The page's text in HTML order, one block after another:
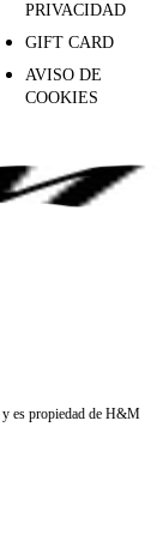
PRIVACIDAD
GIFT CARD
AVISO DE
COOKIES
y es propiedad de H&M